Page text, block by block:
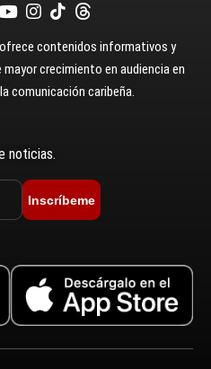
contenidos informativos y
crecimiento en audiencia en
comunicación caribeña.
noticias.
Inscríbeme